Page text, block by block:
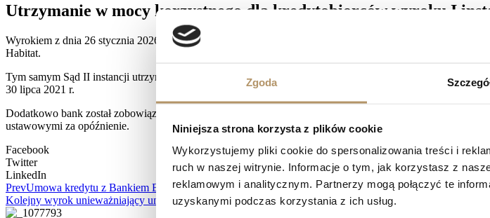
Zgoda
Niniejsza strona korzysta z plików cookie
Wykorzystujemy pliki cookie do spersonalizowania treści i
ruch w naszej witrynie. Informacje o tym, jak korzystasz z
reklamowym i analitycznym. Partnerzy mogą połączyć te
uzyskanymi podczas korzystania z ich usług.
Utrzymanie w mocy korzystnego dla kredytobiorców wyroku I
Wyrokiem z dnia 26 stycznia 2026 r. Sąd Apelacyjny w Gdańsku (w składzie SSA Marek Machnij)
Habitat.
Tym samym Sąd II instancji utrzymał w mocy korzystne rozstrzygnięcie, zasądzając na rzecz
30 lipca 2021 r.
Dodatkowo bank został zobowiązany do zapłaty 11 834 zł tytułem zwrotu kosztów procesu za pierwszą
ustawowymi za opóźnienie.
Facebook
Twitter
LinkedIn
PrevUmowa kredytu z Bankiem BPH SA unieważniona! ( V ACa 712/25)
Kolejny wyrok unieważniający umowę w sprawie przeciwko Raiffeisen Bank International AG! ( I ACa 28/